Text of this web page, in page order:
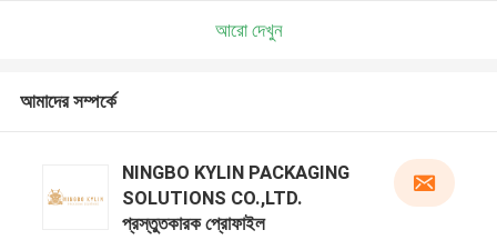
আরো দেখুন
আমাদের সম্পর্কে
NINGBO KYLIN PACKAGING
SOLUTIONS CO.,LTD.
প্রস্তুতকারক প্রোফাইল